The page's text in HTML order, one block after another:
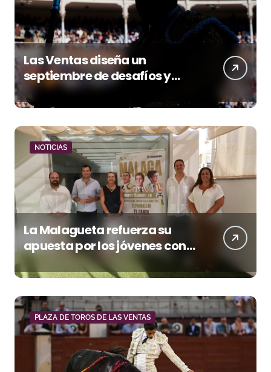
Las Ventas diseña un
septiembre de desafíos y
variedad ganadera
NOTICIAS
La Malagueta refuerza su
apuesta por los jóvenes con
entradas desde un euro
PLAZA DE TOROS DE LAS VENTAS